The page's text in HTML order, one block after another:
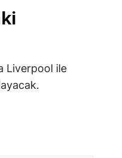
Liverpool ile